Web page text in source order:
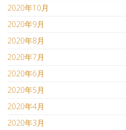
2020年10月
2020年9月
2020年8月
2020年7月
2020年6月
2020年5月
2020年4月
2020年3月